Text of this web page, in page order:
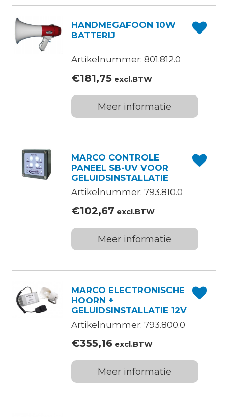
HANDMEGAFOON 10W
BATTERIJ
Artikelnummer: 801.812.0
€181,75excl.BTW
Meer informatie
MARCO CONTROLE
PANEEL SB-UV VOOR
GELUIDSINSTALLATIE
Artikelnummer: 793.810.0
€102,67 excl.BTW
Meer informatie
MARCO ELECTRONISCHE
HOORN +
GELUIDSINSTALLATIE 12V
Artikelnummer: 793.800.0
€355,16excl.BTW
Meer informatie